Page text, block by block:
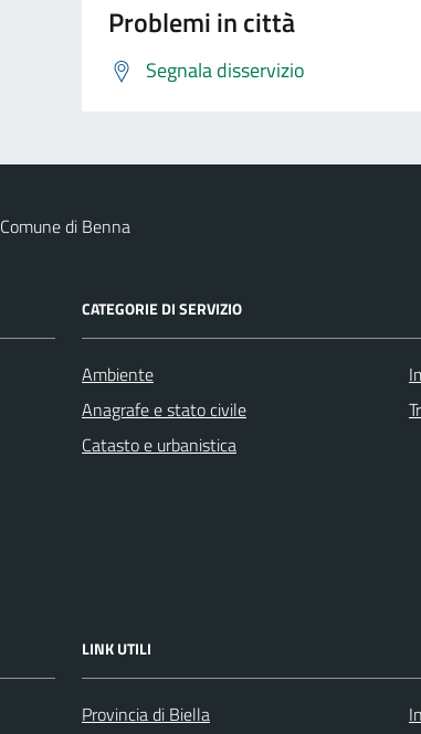
Problemi in città
Segnala disservizio
Comune di Benna
CATEGORIE DI SERVIZIO
Ambiente
Anagrafe e stato civile
Catasto e urbanistica
LINK UTILI
Provincia di Biella